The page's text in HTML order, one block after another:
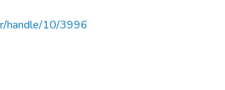
handle/10/3996